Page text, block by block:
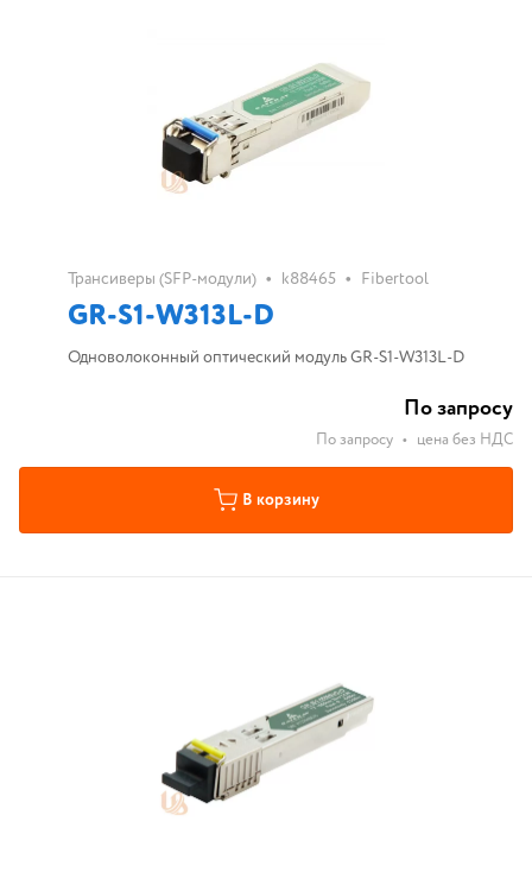
Трансиверы (SFP-модули) • k88465 • Fibertool
GR-S1-W313L-D
Одноволоконный оптический модуль GR-S1-W313L-D
По запросу
По запросу • цена без НДС
В корзину